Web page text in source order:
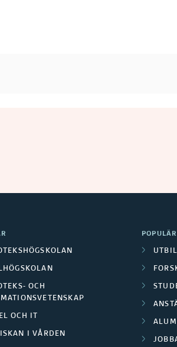
OCH
OCH IT
I VÅRDEN